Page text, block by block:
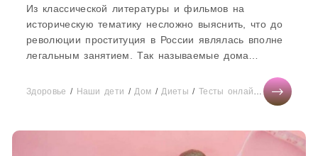
Из классической литературы и фильмов на
историческую тематику несложно выяснить, что до
революции проституция в России являлась вполне
легальным занятием. Так называемые дома
Здоровье / Наши дети /Дом /Диеты / Тесты онлайн /Бизнес